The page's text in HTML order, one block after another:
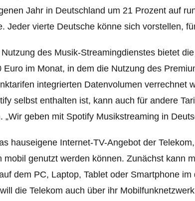
Jahr in Deutschland um 21 Prozent auf
Jeder vierte Deutsche könne sich vorstellen,
des Musik-Streamingdienstes bietet
Euro im Monat, in dem die Nutzung des
integrierten Datenvolumen verrechnet
selbst enthalten ist, kann auch für andere
„Wir geben mit Spotify Musikstreaming in
hauseigene Internet-TV-Angebot der
mobil genutzt werden können. Zunächst kann
dem PC, Laptop, Tablet oder Smartphone
die Telekom auch über ihr